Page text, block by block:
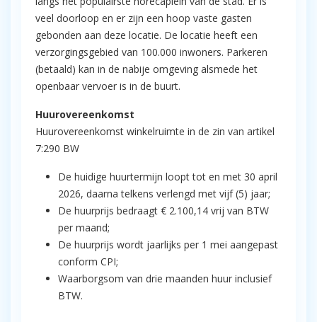
veel doorloop en er zijn een hoop vaste gasten
gebonden aan deze locatie. De locatie heeft een
verzorgingsgebied van 100.000 inwoners. Parkeren
(betaald) kan in de nabije omgeving alsmede het
openbaar vervoer is in de buurt.
Huurovereenkomst
Huurovereenkomst winkelruimte in de zin van artikel
7:290 BW
De huidige huurtermijn loopt tot en met 30 april
2026, daarna telkens verlengd met vijf (5) jaar;
De huurprijs bedraagt € 2.100,14 vrij van BTW
per maand;
De huurprijs wordt jaarlijks per 1 mei aangepast
conform CPI;
Waarborgsom van drie maanden huur inclusief
BTW.